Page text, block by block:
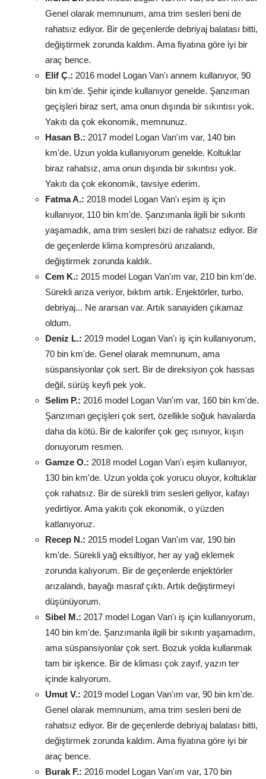
Genel olarak memnunum, ama trim sesleri beni de
rahatsız ediyor. Bir de geçenlerde debriyaj balatası bitti,
değiştirmek zorunda kaldım. Ama fiyatına göre iyi bir
araç bence.
Elif Ç.: 2016 model Logan Van'ı annem kullanıyor, 90
bin km'de. Şehir içinde kullanıyor genelde. Şanzıman
geçişleri biraz sert, ama onun dışında bir sıkıntısı yok.
Yakıtı da çok ekonomik, memnunuz.
Hasan B.: 2017 model Logan Van'ım var, 140 bin
km'de. Uzun yolda kullanıyorum genelde. Koltuklar
biraz rahatsız, ama onun dışında bir sıkıntısı yok.
Yakıtı da çok ekonomik, tavsiye ederim.
Fatma A.: 2018 model Logan Van'ı eşim iş için
kullanıyor, 110 bin km'de. Şanzımanla ilgili bir sıkıntı
yaşamadık, ama trim sesleri bizi de rahatsız ediyor. Bir
de geçenlerde klima kompresörü arızalandı,
değiştirmek zorunda kaldık.
Cem K.: 2015 model Logan Van'ım var, 210 bin km'de.
Sürekli arıza veriyor, bıktım artık. Enjektörler, turbo,
debriyaj... Ne ararsan var. Artık sanayiden çıkamaz
oldum.
Deniz L.: 2019 model Logan Van'ı iş için kullanıyorum,
70 bin km'de. Genel olarak memnunum, ama
süspansiyonlar çok sert. Bir de direksiyon çok hassas
değil, sürüş keyfi pek yok.
Selim P.: 2016 model Logan Van'ım var, 160 bin km'de.
Şanzıman geçişleri çok sert, özellikle soğuk havalarda
daha da kötü. Bir de kalorifer çok geç ısınıyor, kışın
donuyorum resmen.
Gamze O.: 2018 model Logan Van'ı eşim kullanıyor,
130 bin km'de. Uzun yolda çok yorucu oluyor, koltuklar
çok rahatsız. Bir de sürekli trim sesleri geliyor, kafayı
yedirtiyor. Ama yakıtı çok ekonomik, o yüzden
katlanıyoruz.
Recep N.: 2015 model Logan Van'ım var, 190 bin
km'de. Sürekli yağ eksiltiyor, her ay yağ eklemek
zorunda kalıyorum. Bir de geçenlerde enjektörler
arızalandı, bayağı masraf çıktı. Artık değiştirmeyi
düşünüyorum.
Sibel M.: 2017 model Logan Van'ı iş için kullanıyorum,
140 bin km'de. Şanzımanla ilgili bir sıkıntı yaşamadım,
ama süspansiyonlar çok sert. Bozuk yolda kullanmak
tam bir işkence. Bir de kliması çok zayıf, yazın ter
içinde kalıyorum.
Umut V.: 2019 model Logan Van'ım var, 90 bin km'de.
Genel olarak memnunum, ama trim sesleri beni de
rahatsız ediyor. Bir de geçenlerde debriyaj balatası bitti,
değiştirmek zorunda kaldım. Ama fiyatına göre iyi bir
araç bence.
Burak F.: 2016 model Logan Van'ım var, 170 bin